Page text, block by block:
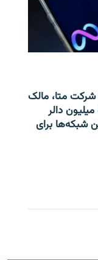
شرکت متا، مالک
فیس‌بوک و اینستاگرام، را به پرداخت ۵۶۷ میلیون دالر
شبکه‌ها برای